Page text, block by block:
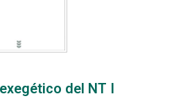
del NT I